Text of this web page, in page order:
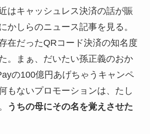
はキャッシュレス決済の話が賑
かしらのニュース記事を見る。
在だったQRコード決済の知名度
。まぁ、だいたい孫正義のおか
の100億円あげちゃうキャンペ
もないプロモーションは、たし
うちの母にその名を覚えさせた